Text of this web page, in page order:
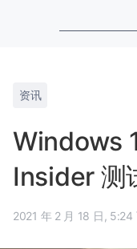
资讯
Windows
Insider 测
2021 年 2 月